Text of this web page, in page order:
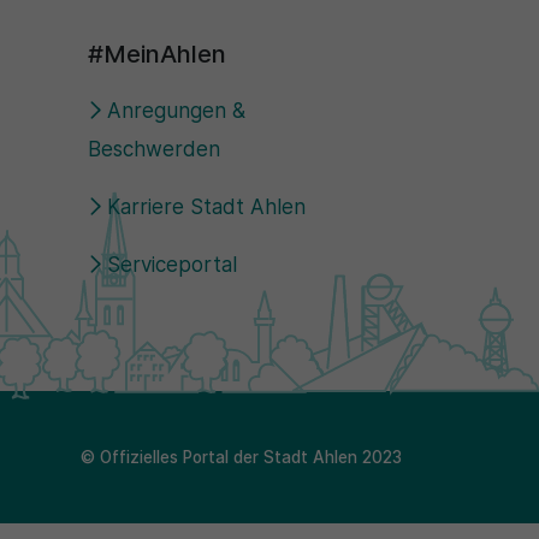
#MeinAhlen
Anregungen &
Beschwerden
Karriere Stadt Ahlen
Serviceportal
© Offizielles Portal der Stadt Ahlen 2023